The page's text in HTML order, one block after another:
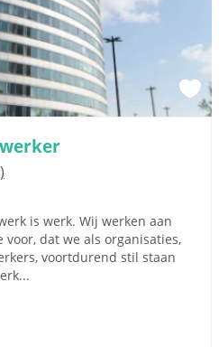
is werk. Wij werken aan
dat we als organisaties,
voortdurend stil staan